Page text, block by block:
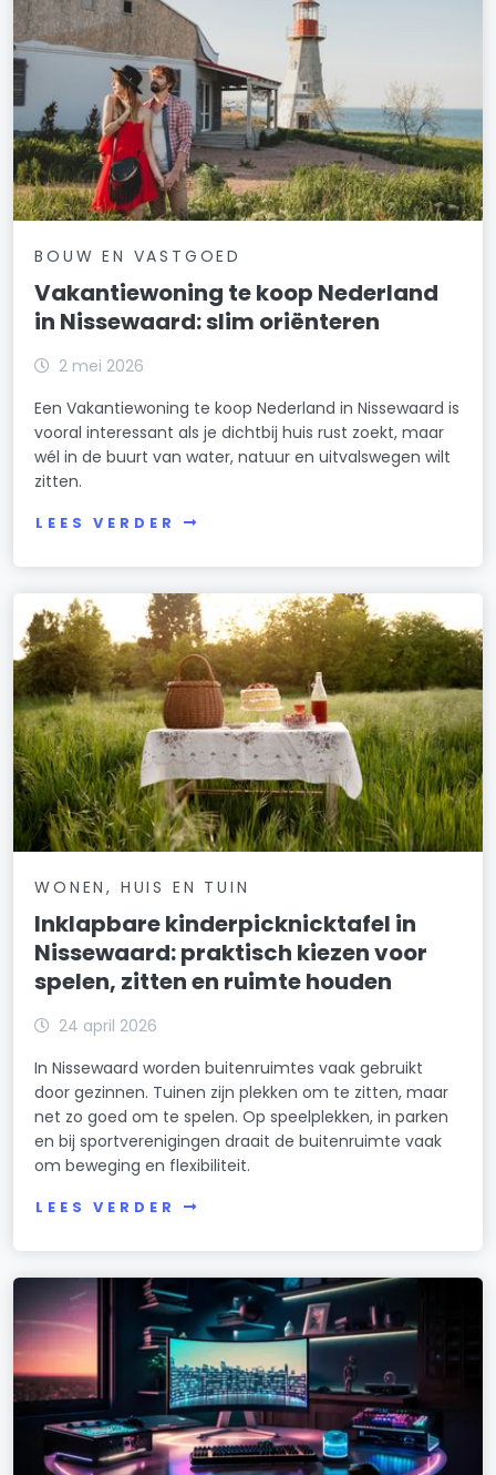
BOUW EN VASTGOED
Vakantiewoning te koop Nederland
in Nissewaard: slim oriënteren
2 mei 2026
Een Vakantiewoning te koop Nederland in Nissewaard is
vooral interessant als je dichtbij huis rust zoekt, maar
wél in de buurt van water, natuur en uitvalswegen wilt
zitten.
LEES VERDER
WONEN, HUIS EN TUIN
Inklapbare kinderpicknicktafel in
Nissewaard: praktisch kiezen voor
spelen, zitten en ruimte houden
24 april 2026
In Nissewaard worden buitenruimtes vaak gebruikt
door gezinnen. Tuinen zijn plekken om te zitten, maar
net zo goed om te spelen. Op speelplekken, in parken
en bij sportverenigingen draait de buitenruimte vaak
om beweging en flexibiliteit.
LEES VERDER